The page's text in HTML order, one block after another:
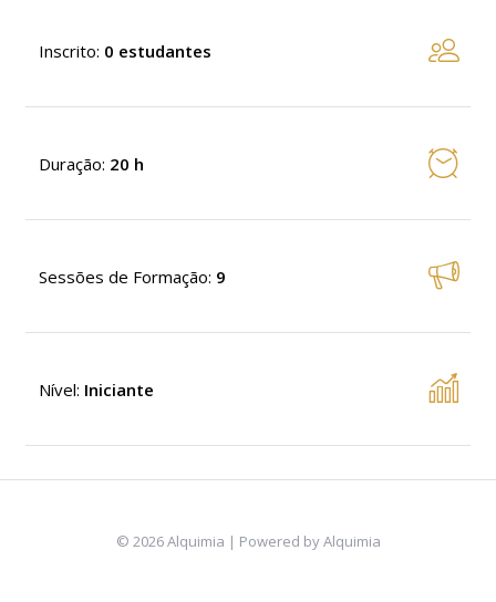
Inscrito: 0 estudantes
Duração: 20 h
Sessões de Formação: 9
Nível: Iniciante
© 2026 Alquimia | Powered by Alquimia